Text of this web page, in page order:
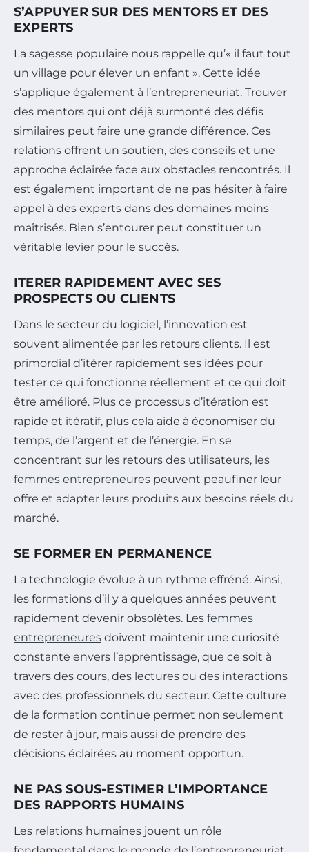
S’APPUYER SUR DES MENTORS ET DES
EXPERTS
La sagesse populaire nous rappelle qu’« il faut tout
un village pour élever un enfant ». Cette idée
s’applique également à l’entrepreneuriat. Trouver
des mentors qui ont déjà surmonté des défis
similaires peut faire une grande différence. Ces
relations offrent un soutien, des conseils et une
approche éclairée face aux obstacles rencontrés. Il
est également important de ne pas hésiter à faire
appel à des experts dans des domaines moins
maîtrisés. Bien s’entourer peut constituer un
véritable levier pour le succès.
ITERER RAPIDEMENT AVEC SES
PROSPECTS OU CLIENTS
Dans le secteur du logiciel, l’innovation est
souvent alimentée par les retours clients. Il est
primordial d’itérer rapidement ses idées pour
tester ce qui fonctionne réellement et ce qui doit
être amélioré. Plus ce processus d’itération est
rapide et itératif, plus cela aide à économiser du
temps, de l’argent et de l’énergie. En se
concentrant sur les retours des utilisateurs, les
femmes entrepreneures peuvent peaufiner leur
offre et adapter leurs produits aux besoins réels du
marché.
SE FORMER EN PERMANENCE
La technologie évolue à un rythme effréné. Ainsi,
les formations d’il y a quelques années peuvent
rapidement devenir obsolètes. Les femmes
entrepreneures doivent maintenir une curiosité
constante envers l’apprentissage, que ce soit à
travers des cours, des lectures ou des interactions
avec des professionnels du secteur. Cette culture
de la formation continue permet non seulement
de rester à jour, mais aussi de prendre des
décisions éclairées au moment opportun.
NE PAS SOUS-ESTIMER L’IMPORTANCE
DES RAPPORTS HUMAINS
Les relations humaines jouent un rôle